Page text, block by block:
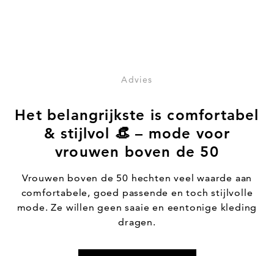
Advies
Het belangrijkste is comfortabel
& stijlvol 👒 – mode voor
vrouwen boven de 50
Vrouwen boven de 50 hechten veel waarde aan
comfortabele, goed passende en toch stijlvolle
mode. Ze willen geen saaie en eentonige kleding
dragen.